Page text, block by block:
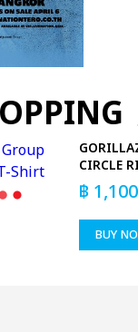
CIRCLE
฿ 1,100
BUY